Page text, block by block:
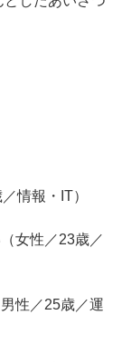
情報・IT）
女性／23歳／
性／25歳／運